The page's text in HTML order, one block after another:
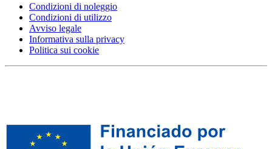
Condizioni di noleggio
Condizioni di utilizzo
Avviso legale
Informativa sulla privacy
Politica sui cookie